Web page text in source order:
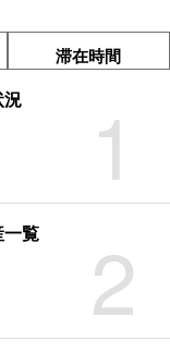
滞在時間
1
況
2
一覧